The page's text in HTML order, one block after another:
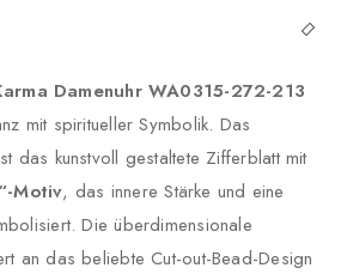
Damenuhr WA0315-272-213
mit spiritueller Symbolik. Das
das kunstvoll gestaltete Zifferblatt mit
Motiv, das innere Stärke und eine
Die überdimensionale
an das beliebte Cut-out-Bead-Design